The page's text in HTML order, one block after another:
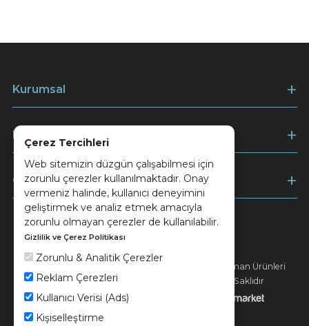
Çerez Tercihleri
Web sitemizin düzgün çalışabilmesi için
zorunlu çerezler kullanılmaktadır. Onay
vermeniz halinde, kullanıcı deneyimini
geliştirmek ve analiz etmek amacıyla
zorunlu olmayan çerezler de kullanılabilir.
Gizlilik ve Çerez Politikası
Zorunlu & Analitik Çerezler
Reklam Çerezleri
Kullanıcı Verisi (Ads)
Kişiselleştirme
Kurumsal
Müşteri Hizmetleri
Ödeme
Keramika Kvkk ve Çerez Politikası
© 2026 Ünsa Madencilik Turizm Enerji Seramik Orman Ürünleri
Elektrik Üretim San. ve Tic. A.Ş. - Tüm Hakları Saklıdır